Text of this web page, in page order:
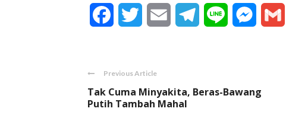
FacebookTwitter Email Telegram
Line
Previous Article
Tak Cuma Minyakita, Beras-Bawang
Putih Tambah Mahal